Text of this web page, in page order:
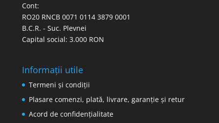
Cont:
RO20 RNCB 0071 0114 3879 0001
B.C.R. - Suc. Plevnei
Capital social: 3.000 RON
Informații utile
Termeni și condiții
Plasare comenzi, plată, livrare, garanție și retur
Acord de confidențialitate